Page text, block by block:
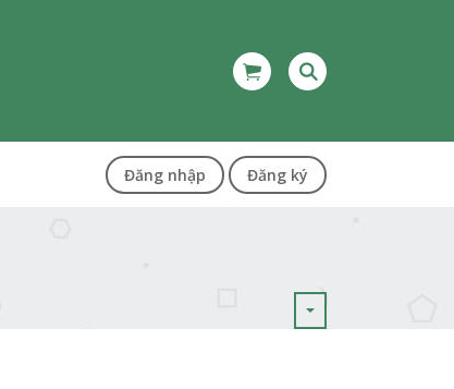
Đăng nhập Đăng ký